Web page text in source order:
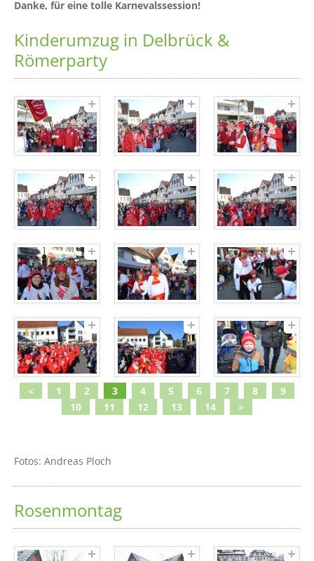
Danke, für eine tolle Karnevalssession!
Kinderumzug in Delbrück &
Römerparty
< 1 2 3 4 5 6 7 8
9
10
11 12 13 14 >
Fotos: Andreas Ploch
Rosenmontag